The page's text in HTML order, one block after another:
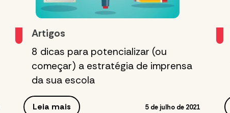
Artigos
8 dicas para potencializar (ou
começar) a estratégia de imprensa
da sua escola
Leia mais 5 de julho de 2021